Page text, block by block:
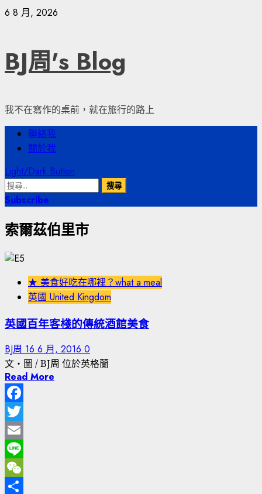
Skip
6 8 月, 2026
BJ周's Blog
我不在寫作的桌前，就在旅行的路上
Primary
Menu
聯絡我
關於我
Light/Dark Button
搜
尋
鍵
Subscribe
索爾茲伯里市
★ 美食好吃在哪裡？what a meal
英國 United Kingdom
英國百年客棧的傳統酒館美食
BJ周 16 6 月, 2016 0
文‧圖 / BJ周 位於英格蘭
Read More
Facebook
Twitter
Email
Line
WeChat